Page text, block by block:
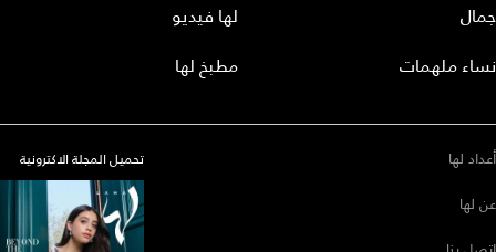
جمال
نساء ملهمات
لها فيديو
مطبخ لها
أعداد لها
عن لها
تحميل المجلة الاكترونية